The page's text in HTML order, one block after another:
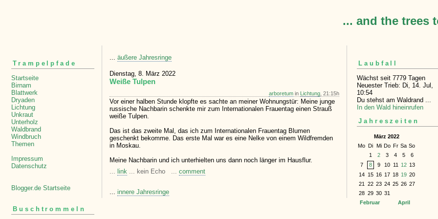
... and the trees
Trampelpfade
Startseite
Birnam
Blattwerk
Dryaden
Lichtung
Unkraut
Unterholz
Waldbrand
Windbruch
Themen
Impressum
Datenschutz
Blogger.de Startseite
Buschtrommeln
... äußere Jahresringe
Dienstag, 8. März 2022
Weiße Tulpen
arboretum in Lichtung , 21:15h
Vor einer halben Stunde klopfte es sachte an meiner Wohnungstür: Meine junge
russische Nachbarin schenkte mir zum Internationalen Frauentag einen Strauß
weiße Tulpen.
Das ist das zweite Mal, das ich zum Internationalen Frauentag Blumen
geschenkt bekomme. Das erste Mal war es eine Nelke von einem Wildfremden
in Moskau.
Meine Nachbarin und ich unterhielten uns dann noch länger im Hausflur.
... link ... kein Echo ... comment
... innere Jahresringe
Laubfall
Wächst seit 7779 Tagen
Neuester Trieb: Di, 14. Jul,
10:54
Du stehst am Waldrand ...
In den Wald hineinrufen
Jahreszeiten
März 2022
Mo Di Mi Do Fr Sa So
1
2 3 4 5
6
7
8 9 10 11 12 13
14
15 16 17 18 19 20
21
22 23 24 25 26 27
28 29 30 31
Februar
April